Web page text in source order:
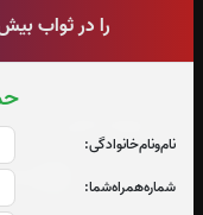
را در ثواب
نام‌و‌نام‌خانوادگی:
شماره‌همراه‌شما: